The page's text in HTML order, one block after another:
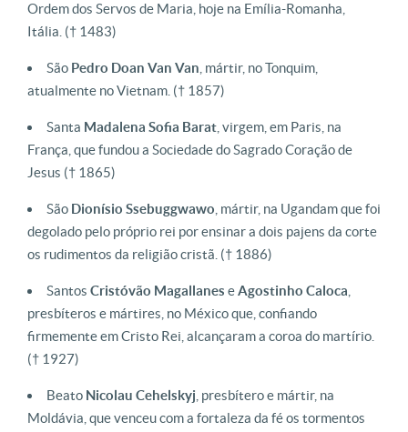
Ordem dos Servos de Maria, hoje na Emília-Romanha,
Itália. († 1483)
São Pedro Doan Van Van , mártir, no Tonquim,
atualmente no Vietnam. († 1857)
Santa Madalena Sofia Barat , virgem, em Paris, na
França, que fundou a Sociedade do Sagrado Coração de
Jesus († 1865)
São Dionísio Ssebuggwawo , mártir, na Ugandam que foi
degolado pelo próprio rei por ensinar a dois pajens da corte
os rudimentos da religião cristã. († 1886)
Santos Cristóvão Magallanes eAgostinho Caloca
presbíteros e mártires, no México que, confiando
firmemente em Cristo Rei, alcançaram a coroa do martírio.
(† 1927)
Beato Nicolau Cehelskyj , presbítero e mártir, na
Moldávia, que venceu com a fortaleza da fé os tormentos